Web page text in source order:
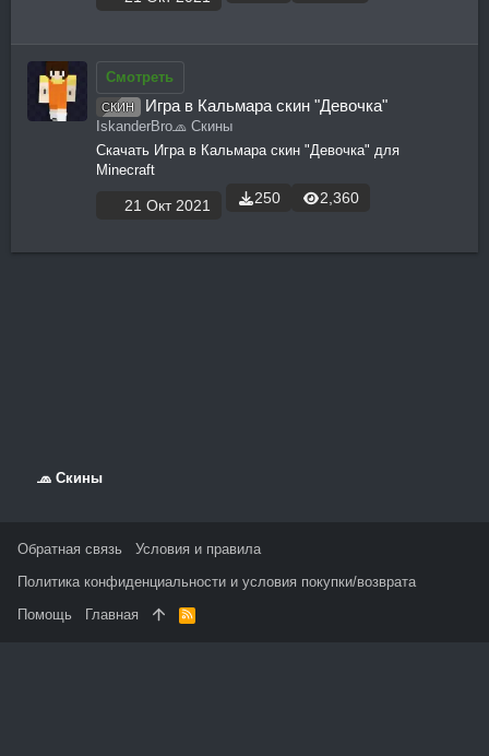
Смотреть
СКИН Игра в Кальмара скин "Девочка"
IskanderBro🧢 Скины
Скачать Игра в Кальмара скин "Девочка" для
Minecraft
21 Окт 2021 250 2,360
🧢 Скины
Обратная связь
Условия и правила
Политика конфиденциальности и условия покупки/возврата
Помощь
Главная
R